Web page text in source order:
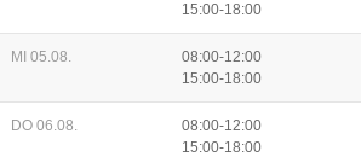
15:00-18:00
MI 05.08.
08:00-12:00
15:00-18:00
DO 06.08.
08:00-12:00
15:00-18:00